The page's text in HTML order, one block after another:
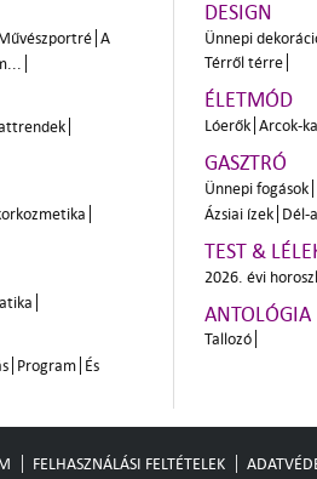
A
Program És
DESIGN
Ünnepi
Térről térre
ÉLETMÓD
Lóerők Arcok-
GASZTRÓ
Ünnepi fogások
Ázsiai ízek Dél-
TEST &
2026. évi
ANTOLÓGIA
Tallozó
FELHASZNÁLÁSI FELTÉTELEK